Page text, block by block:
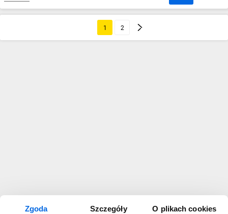
Zgoda Szczegóły O plikach cookies
1 2